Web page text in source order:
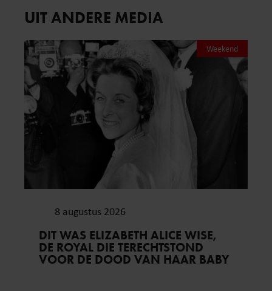
UIT ANDERE MEDIA
Weekend
8 augustus 2026
DIT WAS ELIZABETH ALICE WISE,
DE ROYAL DIE TERECHTSTOND
VOOR DE DOOD VAN HAAR BABY